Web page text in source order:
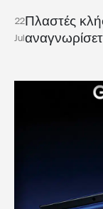
22
Jul
Πλαστές